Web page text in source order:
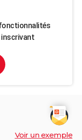
inscrivant
Voir un exemple